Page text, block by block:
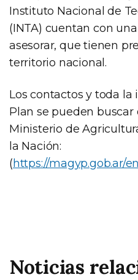
Instituto Nacional de
(INTA) cuentan con
asesorar, que tienen
territorio nacional.
Los contactos y toda la
Plan se pueden buscar
Ministerio de
la Nación:
(https://magyp.gob.ar/
Noticias